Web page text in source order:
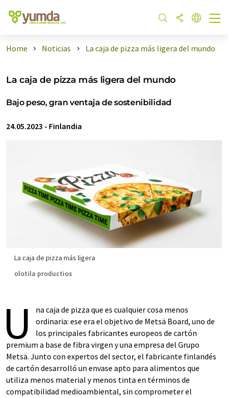
Home Noticias La caja de pizza más ligera del mundo
La caja de pizza más ligera del mundo
Bajo peso, gran ventaja de sostenibilidad
24.05.2023 - Finlandia
La caja de pizza más ligera
olotila productios
U
na caja de pizza que es cualquier cosa menos
ordinaria: ese era el objetivo de Metsä Board, uno de
los principales fabricantes europeos de cartón
premium a base de fibra virgen y una empresa del Grupo
Metsä. Junto con expertos del sector, el fabricante finlandés
de cartón desarrolló un envase apto para alimentos que
utiliza menos material y menos tinta en términos de
compatibilidad medioambiental, sin comprometer el